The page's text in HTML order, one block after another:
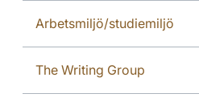
Arbetsmiljö/studiemiljö
The Writing Group